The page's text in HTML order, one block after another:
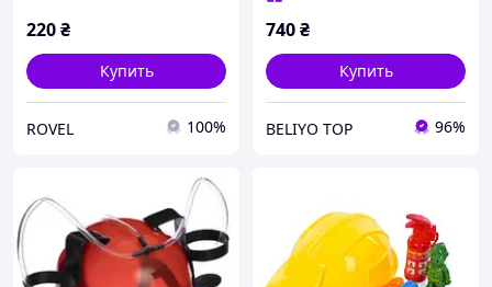
220₴
Купить
ROVEL 100%
740₴
Купить
BELIYO TOP 96%